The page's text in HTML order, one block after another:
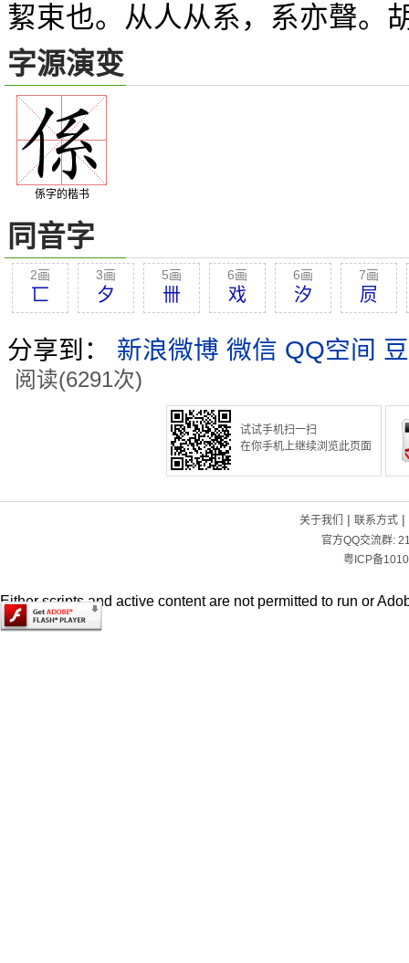
絜束也。从人从系，系亦聲。
字源演变
係字的楷书
同音字
2画
匸
3画
夕
5画
卌
6画
戏
6画
汐
7画
屃
分享到： 新浪微博 微信 QQ空间
阅读(6291次)
试试手机扫一扫
在你手机上继续浏览此页面
关于我们 | 联系方式|
官方QQ交流群:
粤ICP备
Either scripts and active content are not permitted to run or